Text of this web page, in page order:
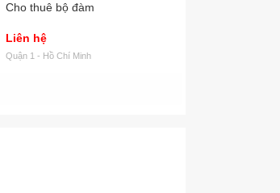
Cho thuê bộ đàm
Liên hệ
Quận 1 - Hồ Chí Minh